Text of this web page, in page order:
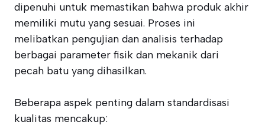
dipenuhi untuk memastikan bahwa produk akhir
memiliki mutu yang sesuai. Proses ini
melibatkan pengujian dan analisis terhadap
berbagai parameter fisik dan mekanik dari
pecah batu yang dihasilkan.
Beberapa aspek penting dalam standardisasi
kualitas mencakup: